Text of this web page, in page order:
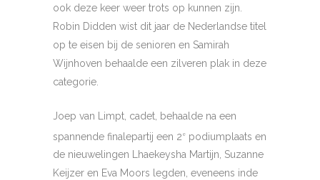
ook deze keer weer trots op kunnen zijn.
Robin Didden wist dit jaar de Nederlandse titel
op te eisen bij de senioren en Samirah
Wijnhoven behaalde een zilveren plak in deze
categorie.
Joep van Limpt, cadet, behaalde na een
spannende finalepartij een 2 e podiumplaats en
de nieuwelingen Lhaekeysha Martijn, Suzanne
Keijzer en Eva Moors legden, eveneens inde